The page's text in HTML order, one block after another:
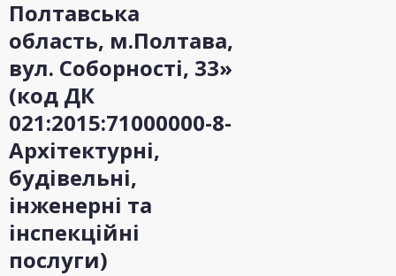
Полтавська
область, м.Полтава,
вул. Соборності, 33»
(код ДК
021:2015:71000000-8-
Архітектурні,
будівельні,
інженерні та
інспекційні
послуги)